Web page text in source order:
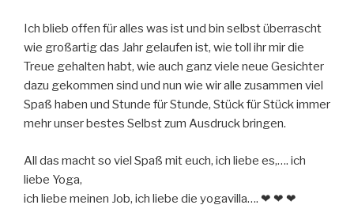
Ich blieb offen für alles was ist und bin selbst überrascht
wie großartig das Jahr gelaufen ist, wie toll ihr mir die
Treue gehalten habt, wie auch ganz viele neue Gesichter
dazu gekommen sind und nun wie wir alle zusammen viel
Spaß haben und Stunde für Stunde, Stück für Stück immer
mehr unser bestes Selbst zum Ausdruck bringen.
All das macht so viel Spaß mit euch, ich liebe es,…. ich
liebe Yoga,
ich liebe meinen Job, ich liebe die yogavilla…. ❤ ❤ ❤